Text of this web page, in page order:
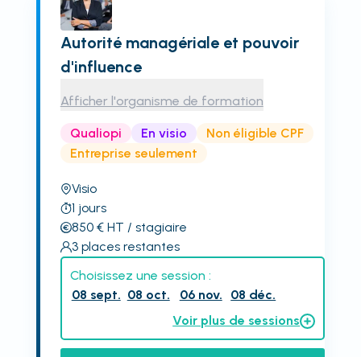
Autorité managériale et pouvoir
d'influence
Afficher l'organisme de formation
Qualiopi En visio
Non éligible CPF
Entreprise seulement
Visio
1 jours
850€ HT / stagiaire
3 places restantes
Choisissez une session :
08 sept. 08 oct. 06 nov.
08 déc.
Voir plus de sessions